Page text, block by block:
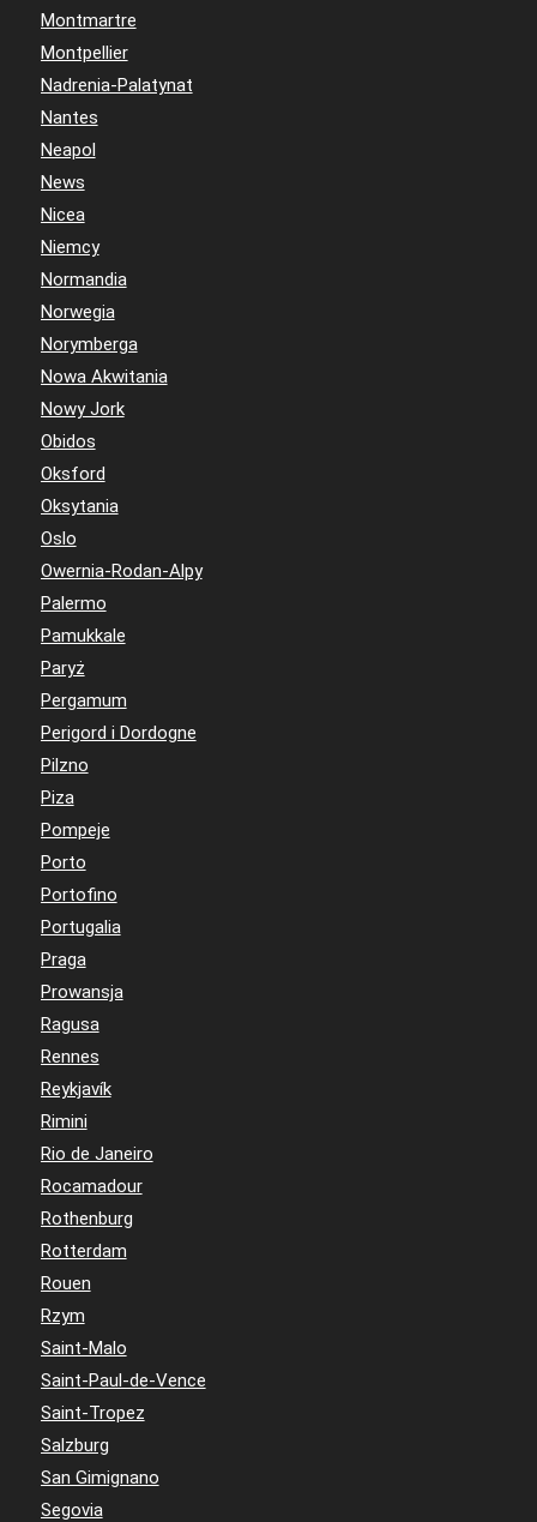
Montmartre
Montpellier
Nadrenia-Palatynat
Nantes
Neapol
News
Nicea
Niemcy
Normandia
Norwegia
Norymberga
Nowa Akwitania
Nowy Jork
Obidos
Oksford
Oksytania
Oslo
Owernia-Rodan-Alpy
Palermo
Pamukkale
Paryż
Pergamum
Perigord i Dordogne
Pilzno
Piza
Pompeje
Porto
Portofino
Portugalia
Praga
Prowansja
Ragusa
Rennes
Reykjavík
Rimini
Rio de Janeiro
Rocamadour
Rothenburg
Rotterdam
Rouen
Rzym
Saint-Malo
Saint-Paul-de-Vence
Saint-Tropez
Salzburg
San Gimignano
Segovia